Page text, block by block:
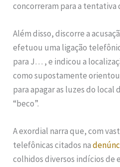
concorreram para a tentativa
Além disso, discorre a
efetuou uma ligação
para J… , e indicou a
como supostamente
para apagar as luzes do local
“beco”.
A exordial narra que, com
telefônicas citados na
colhidos diversos indícios de